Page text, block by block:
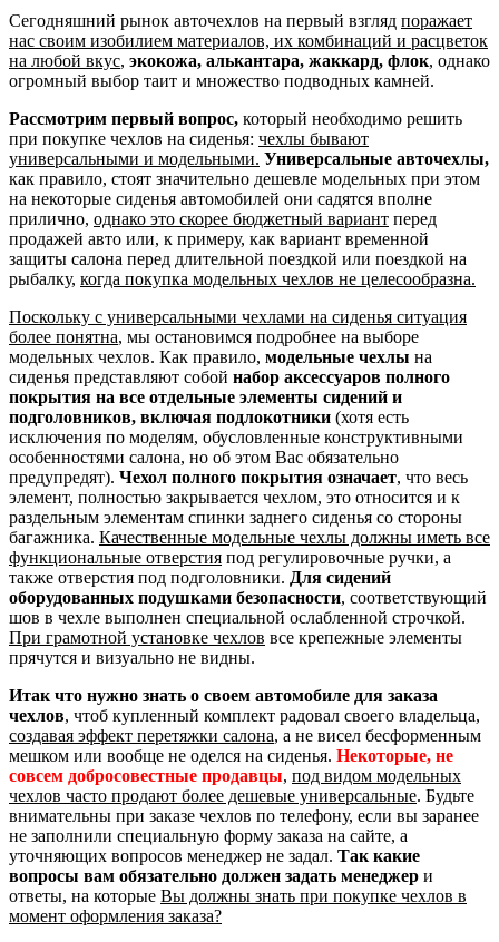
Сегодняшний рынок авточехлов на первый взгляд поражает
нас своим изобилием материалов, их комбинаций и расцветок
на любой вкус, экокожа, алькантара, жаккард, флок, однако
огромный выбор таит и множество подводных камней.
Рассмотрим первый вопрос, который необходимо решить
при покупке чехлов на сиденья: чехлы бывают
универсальными и модельными. Универсальные авточехлы,
как правило, стоят значительно дешевле модельных при этом
на некоторые сиденья автомобилей они садятся вполне
прилично, однако это скорее бюджетный вариант перед
продажей авто или, к примеру, как вариант временной
защиты салона перед длительной поездкой или поездкой на
рыбалку, когда покупка модельных чехлов не целесообразна.
Поскольку с универсальными чехлами на сиденья ситуация
более понятна, мы остановимся подробнее на выборе
модельных чехлов. Как правило, модельные чехлы на
сиденья представляют собой набор аксессуаров полного
покрытия на все отдельные элементы сидений и
подголовников, включая подлокотники (хотя есть
исключения по моделям, обусловленные конструктивными
особенностями салона, но об этом Вас обязательно
предупредят). Чехол полного покрытия означает, что весь
элемент, полностью закрывается чехлом, это относится и к
раздельным элементам спинки заднего сиденья со стороны
багажника. Качественные модельные чехлы должны иметь все
функциональные отверстия под регулировочные ручки, а
также отверстия под подголовники. Для сидений
оборудованных подушками безопасности, соответствующий
шов в чехле выполнен специальной ослабленной строчкой.
При грамотной установке чехлов все крепежные элементы
прячутся и визуально не видны.
Итак что нужно знать о своем автомобиле для заказа
чехлов, чтоб купленный комплект радовал своего владельца,
создавая эффект перетяжки салона, а не висел бесформенным
мешком или вообще не оделся на сиденья. Некоторые, не
совсем добросовестные продавцы, под видом модельных
чехлов часто продают более дешевые универсальные. Будьте
внимательны при заказе чехлов по телефону, если вы заранее
не заполнили специальную форму заказа на сайте, а
уточняющих вопросов менеджер не задал. Так какие
вопросы вам обязательно должен задать менеджер и
ответы, на которые Вы должны знать при покупке чехлов в
момент оформления заказа?